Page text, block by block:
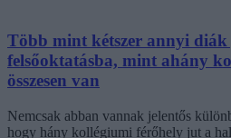
Több mint kétszer annyi
felsőoktatásba, mint ahány
összesen van
Nemcsak abban vannak jelentős
hogy hány kollégiumi férőhely jut a